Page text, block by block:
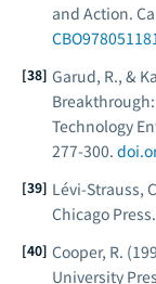
and Action.
Garud, R., &
Technology
277-300.
Lévi-Strauss,
Chicago Press.
Cooper, R.
University